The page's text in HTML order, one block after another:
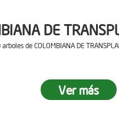
DE
de COLOMBIANA DE
Ver más